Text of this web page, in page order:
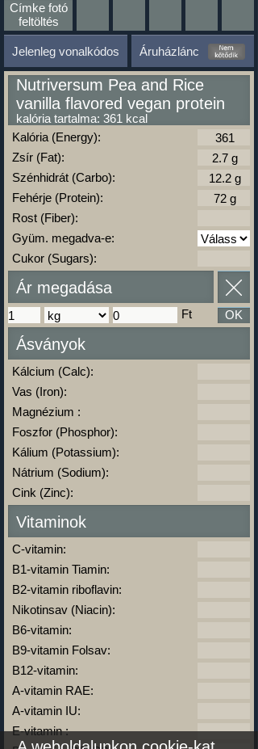
Címke fotó
feltöltés
Jelenleg vonalkódos Áruházlánc
Nutriversum Pea and Rice
vanilla flavored vegan protein
kalória tartalma: 361 kcal
Kalória (Energy):
Zsír (Fat):
Szénhidrát (Carbo):
Fehérje (Protein):
Rost (Fiber):
Gyüm. megadva-e:
Cukor (Sugars):
Ár megadása
Ft OK
Ásványok
Kálcium (Calc):
Vas (Iron):
Magnézium :
Foszfor (Phosphor):
Kálium (Potassium):
Nátrium (Sodium):
Cink (Zinc):
Vitaminok
C-vitamin:
B1-vitamin Tiamin:
B2-vitamin riboflavin:
Nikotinsav (Niacin):
B6-vitamin:
B9-vitamin Folsav:
B12-vitamin:
A-vitamin RAE:
A-vitamin IU:
E-vitamin :